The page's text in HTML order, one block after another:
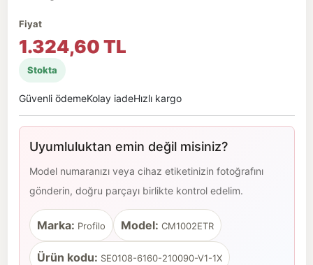
Fiyat
1.324,60 TL
Stokta
Güvenli ödemeKolay iadeHızlı kargo
Uyumluluktan emin değil misiniz?
Model numaranızı veya cihaz etiketinizin fotoğrafını
gönderin, doğru parçayı birlikte kontrol edelim.
Marka: Profilo Model: CM1002ETR
Ürün kodu: SE0108-6160-210090-V1-1X